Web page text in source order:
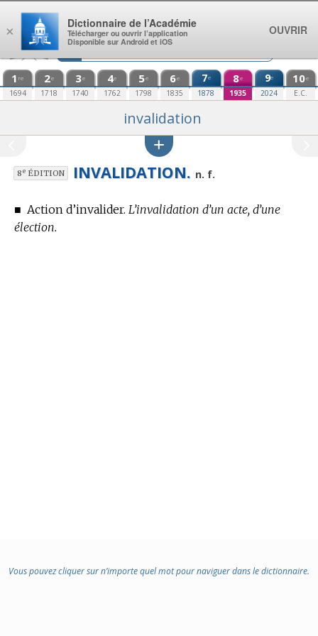
Aller au contenu
1 re
1694
2e
1718
3e
1740
4e
1762
5e
1798
6e
1835
7e
1878
8e
1935
9e
2024
10e
E.C.
invalidation
8eÉDITION INVALIDATION. n. f.
■ Action d’invalider. L’invalidation d’un acte, d’une
élection.
Vous pouvez cliquer sur n’importe quel mot pour naviguer dans le dictionnaire.
×
Dictionnaire de l’Académie
Télécharger ou ouvrir l’application
Disponible sur Android et iOS
OUVRIR